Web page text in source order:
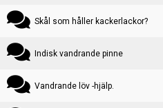
Skål som håller kackerlackor?
Indisk vandrande pinne
Vandrande löv -hjälp.